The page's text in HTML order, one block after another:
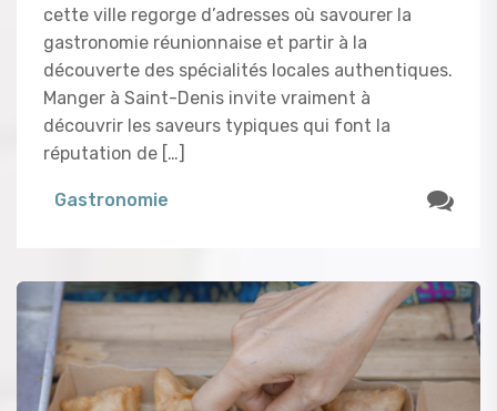
cette ville regorge d’adresses où savourer la
gastronomie réunionnaise et partir à la
découverte des spécialités locales authentiques.
Manger à Saint-Denis invite vraiment à
découvrir les saveurs typiques qui font la
réputation de […]
Gastronomie